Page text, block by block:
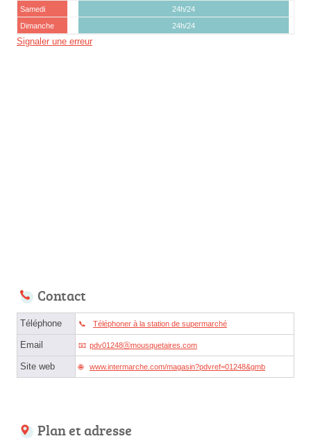
Samedi
24h/24
Dimanche
24h/24
Signaler une erreur
Contact
Téléphone Téléphoner à la station de supermarché
Email pdv01248ⓐmousquetaires.com
Site web www.intermarche.com/magasin?pdvref=01248&gmb
Plan et adresse